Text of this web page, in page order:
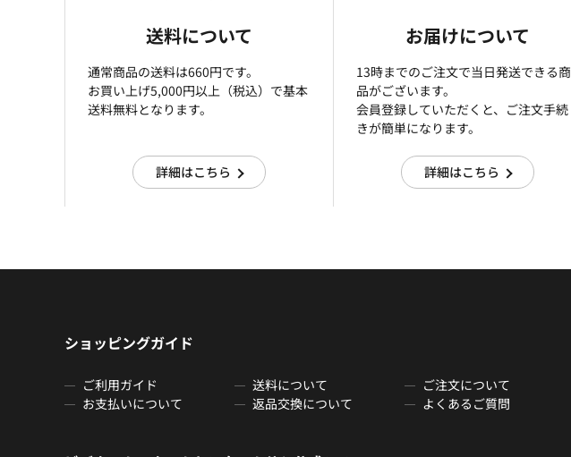
送料について
通常商品の送料は660円です。
お買い上げ5,000円以上（税込）で基本
送料無料となります。
詳細はこちら
お届けについて
13時までのご注文で当日発送できる商
品がございます。
会員登録していただくと、ご注文手続
きが簡単になります。
詳細はこちら
ショッピングガイド
ご利用ガイド 送料について
ご注文について
お支払いについて
返品交換について よくあるご質問